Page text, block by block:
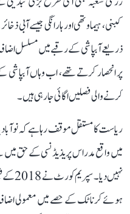
کبنی، ہیماوتھی اور ہارانگی جیسے آبی
ذریعے آبپاشی کے رقبے میں مسلسل
پر انحصار کرتے تھے، اب وہاں آبپاشی
کرنے والی فصلیں اگائی جا رہی ہیں۔
ریاست کا مستقل موقف رہا ہے کہ
میں واقع مدراس پریذیڈنسی کے حق میں
نہیں
ہوئے کرناٹک کے حصے میں معمولی اضافہ